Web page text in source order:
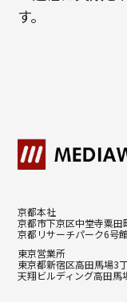
す。
京都本社
京都市下京区中堂寺粟田
京都リサーチパーク6号
東京営業所
東京都新宿区高田馬場3
天翔ビルディング高田馬